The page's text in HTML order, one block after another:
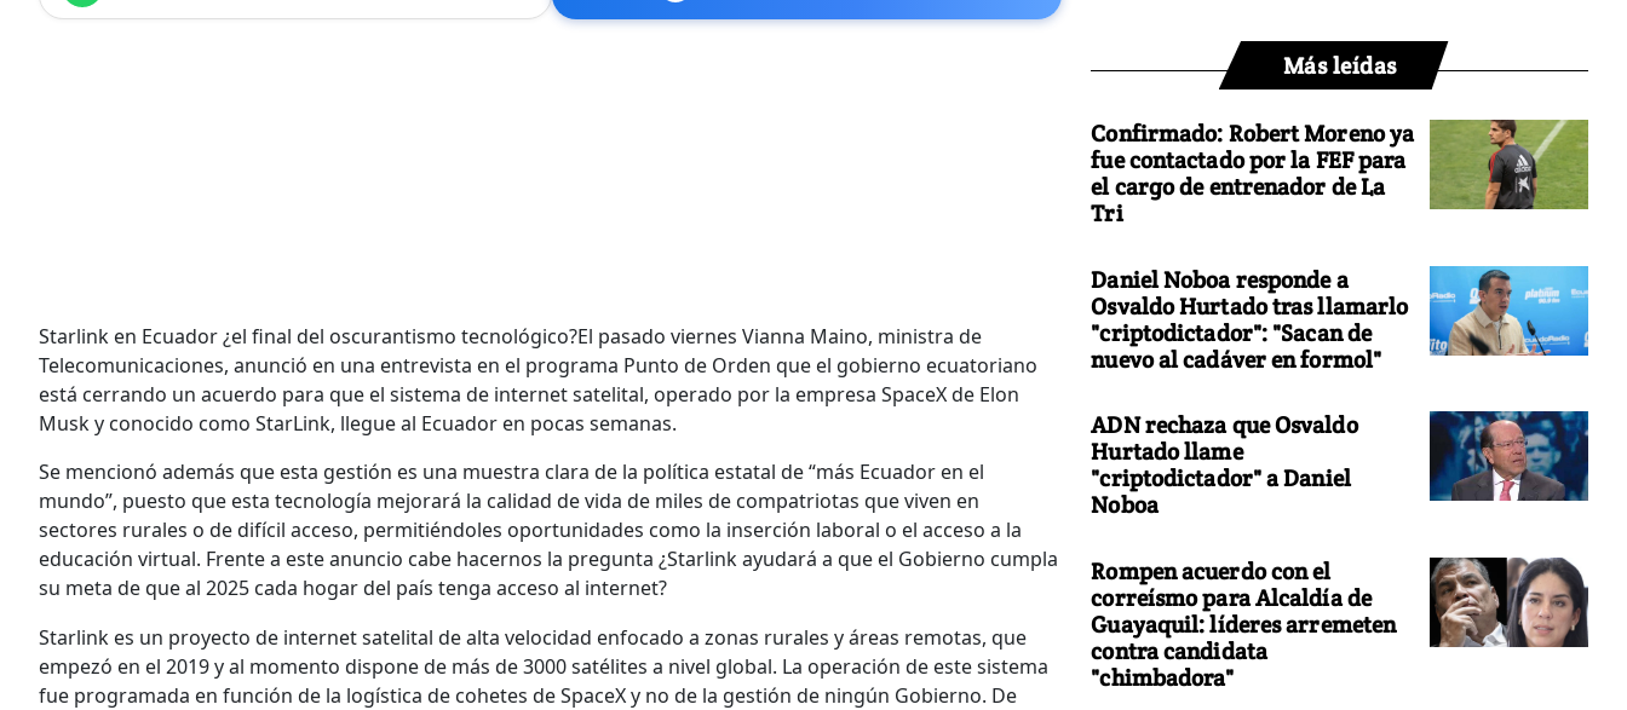
Starlink en Ecuador ¿el final del oscurantismo tecnológico?El pasado viernes Vianna Maino, ministra de
Telecomunicaciones, anunció en una entrevista en el programa Punto de Orden que el gobierno ecuatoriano
está cerrando un acuerdo para que el sistema de internet satelital, operado por la empresa SpaceX de Elon
Musk y conocido como StarLink, llegue al Ecuador en pocas semanas.
Se mencionó además que esta gestión es una muestra clara de la política estatal de “más Ecuador en el
mundo”, puesto que esta tecnología mejorará la calidad de vida de miles de compatriotas que viven en
sectores rurales o de difícil acceso, permitiéndoles oportunidades como la inserción laboral o el acceso a la
educación virtual. Frente a este anuncio cabe hacernos la pregunta ¿Starlink ayudará a que el Gobierno cumpla
su meta de que al 2025 cada hogar del país tenga acceso al internet?
Starlink es un proyecto de internet satelital de alta velocidad enfocado a zonas rurales y áreas remotas, que
empezó en el 2019 y al momento dispone de más de 3000 satélites a nivel global. La operación de este sistema
fue programada en función de la logística de cohetes de SpaceX y no de la gestión de ningún Gobierno. De
Más leídas
Confirmado: Robert Moreno ya
fue contactado por la FEF para
el cargo de entrenador de La
Tri
Daniel Noboa responde a
Osvaldo Hurtado tras llamarlo
"criptodictador": "Sacan de
nuevo al cadáver en formol"
ADN rechaza que Osvaldo
Hurtado llame
"criptodictador" a Daniel
Noboa
Rompen acuerdo con el
correísmo para Alcaldía de
Guayaquil: líderes arremeten
contra candidata
"chimbadora"